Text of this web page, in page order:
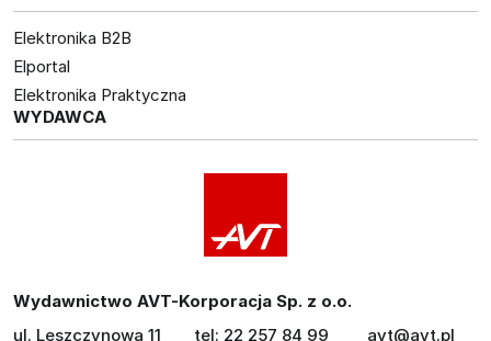
Elektronika B2B
Elportal
Elektronika Praktyczna
WYDAWCA
Wydawnictwo AVT-Korporacja Sp. z o.o.
ul. Leszczynowa 11
tel: 22 257 84 99
avt@avt.pl